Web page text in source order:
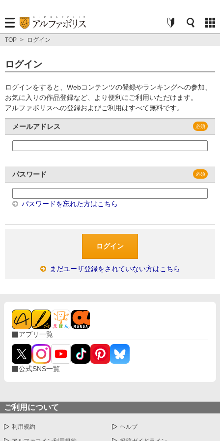
TOP > ログイン
ログイン
ログインをすると、Webコンテンツの登録やランキングへの参加、
お気に入りの作品登録など、より便利にご利用いただけます。
アルファポリスへの登録およびご利用はすべて無料です。
メールアドレス
パスワード
パスワードを忘れた方はこちら
まだユーザ登録をされていない方はこちら
アプリ一覧
公式SNS一覧
ご利用について
利用規約 ヘルプ